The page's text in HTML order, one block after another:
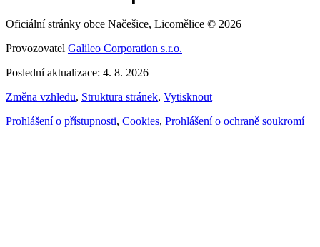
Oficiální stránky obce Načešice, Licomělice © 2026
Provozovatel Galileo Corporation s.r.o.
Poslední aktualizace: 4. 8. 2026
Změna vzhledu, Struktura stránek, Vytisknout
Prohlášení o přístupnosti, Cookies, Prohlášení o ochraně soukromí